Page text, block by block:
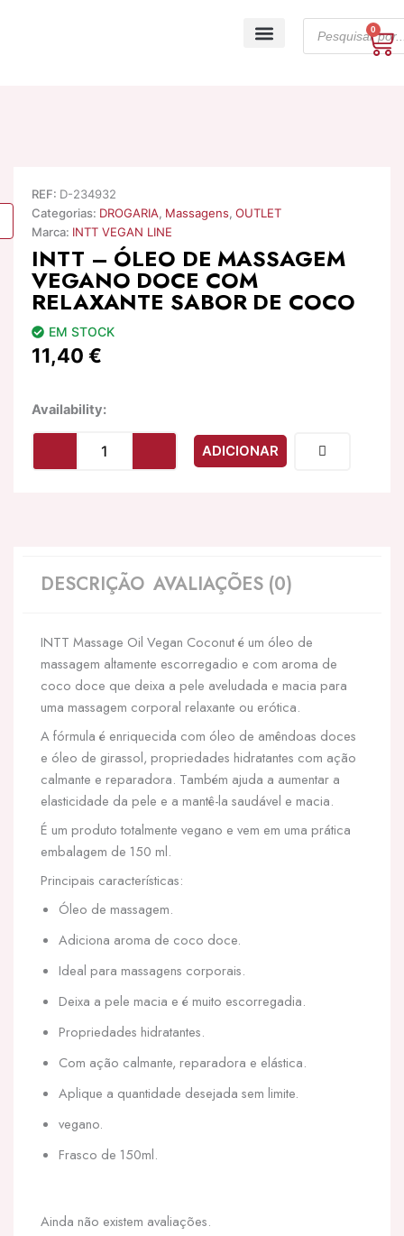
search
0
REF: D-234932
Categorias: DROGARIA, Massagens, OUTLET
Marca: INTT VEGAN LINE
INTT – ÓLEO DE MASSAGEM
VEGANO DOCE COM
RELAXANTE SABOR DE COCO
EM STOCK
11,40 €
Availability:Quantidade
INTT
RELAXANTE
COCO
ADICIONAR
DESCRIÇÃO AVALIAÇÕES (0)
INTT Massage Oil Vegan Coconut é um óleo de
massagem altamente escorregadio e com aroma de
coco doce que deixa a pele aveludada e macia para
uma massagem corporal relaxante ou erótica.
A fórmula é enriquecida com óleo de amêndoas doces
e óleo de girassol, propriedades hidratantes com ação
calmante e reparadora. Também ajuda a aumentar a
elasticidade da pele e a mantê-la saudável e macia.
É um produto totalmente vegano e vem em uma prática
embalagem de 150 ml.
Principais características:
Óleo de massagem.
Adiciona aroma de coco doce.
Ideal para massagens corporais.
Deixa a pele macia e é muito escorregadia.
Propriedades hidratantes.
Com ação calmante, reparadora e elástica.
Aplique a quantidade desejada sem limite.
vegano.
Frasco de 150ml.
Ainda não existem avaliações.